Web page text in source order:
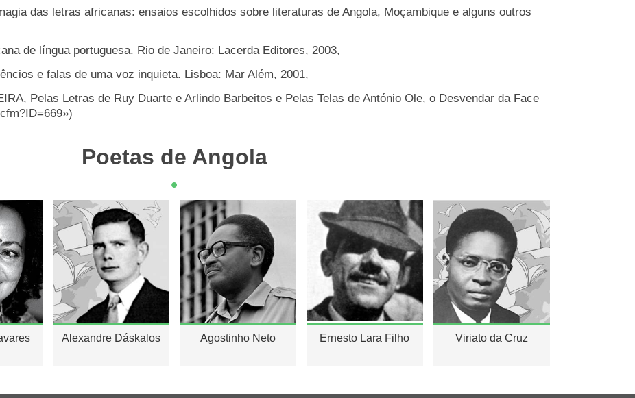
das letras africanas: ensaios escolhidos sobre literaturas de Angola, Moçambique e alguns outros
de língua portuguesa. Rio de Janeiro: Lacerda Editores, 2003,
e falas de uma voz inquieta. Lisboa: Mar Além, 2001,
Pelas Letras de Ruy Duarte e Arlindo Barbeitos e Pelas Telas de António Ole, o Desvendar da Face
Poetas de Angola
Alexandre Dáskalos Agostinho Neto Ernesto Lara Filho Viriato da Cruz